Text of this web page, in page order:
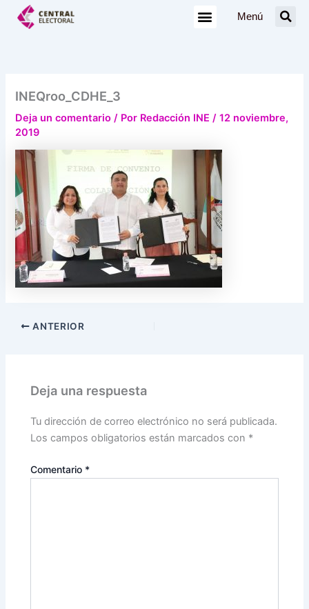
Menú
INEQroo_CDHE_3
Deja un comentario / Por Redacción INE/12 noviembre,
2019
ANTERIOR
Deja una respuesta
Tu dirección de correo electrónico no será publicada.
Los campos obligatorios están marcados con *
Comentario *